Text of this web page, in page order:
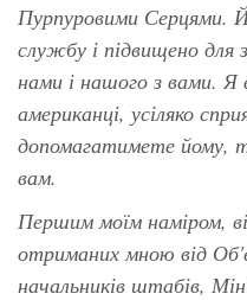
Пурпуровими Серцями.
службу і підвищено для
нами і нашого з вами.
американці, усіляко
допомагатимете йому,
вам.
Першим моїм наміром,
отриманих мною від
начальників штабів,